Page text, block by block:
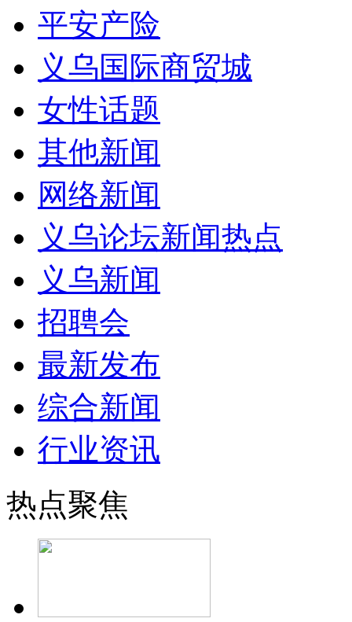
平安产险
义乌国际商贸城
女性话题
其他新闻
网络新闻
义乌论坛新闻热点
义乌新闻
招聘会
最新发布
综合新闻
行业资讯
热点聚焦